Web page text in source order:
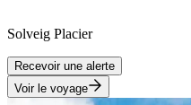
Solveig Placier
Recevoir une alerte
Voir le voyage